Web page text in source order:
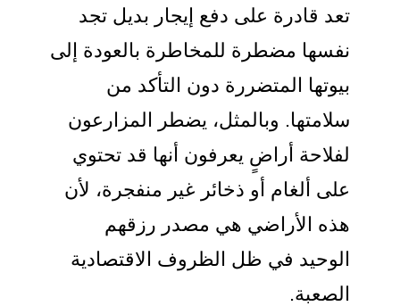
تعد قادرة على دفع إيجار بديل تجد
نفسها مضطرة للمخاطرة بالعودة إلى
بيوتها المتضررة دون التأكد من
سلامتها. وبالمثل، يضطر المزارعون
لفلاحة أراضٍ يعرفون أنها قد تحتوي
على ألغام أو ذخائر غير منفجرة، لأن
هذه الأراضي هي مصدر رزقهم
الوحيد في ظل الظروف الاقتصادية
الصعبة.